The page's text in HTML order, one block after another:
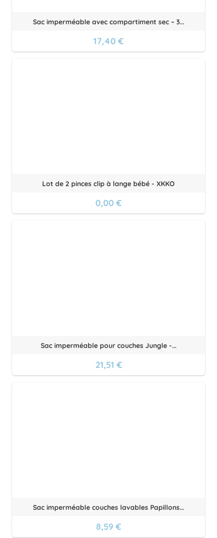
Sac imperméable avec compartiment sec – 3...
17,40 €
Lot de 2 pinces clip à lange bébé - XKKO
0,00 €
Sac imperméable pour couches Jungle -...
21,51 €
Sac imperméable couches lavables Papillons...
8,59 €